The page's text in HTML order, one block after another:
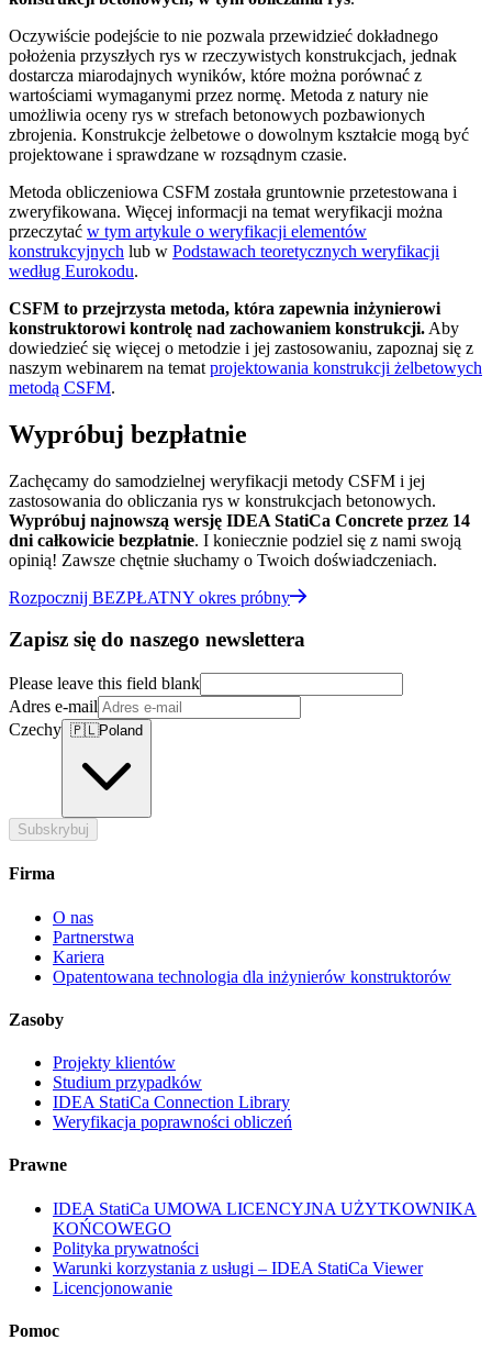
Oczywiście podejście to nie pozwala przewidzieć dokładnego
położenia przyszłych rys w rzeczywistych konstrukcjach, jednak
dostarcza miarodajnych wyników, które można porównać z
wartościami wymaganymi przez normę. Metoda z natury nie
umożliwia oceny rys w strefach betonowych pozbawionych
zbrojenia. Konstrukcje żelbetowe o dowolnym kształcie mogą być
projektowane i sprawdzane w rozsądnym czasie.
Metoda obliczeniowa CSFM została gruntownie przetestowana i
zweryfikowana. Więcej informacji na temat weryfikacji można
przeczytać w tym artykule o weryfikacji elementów
konstrukcyjnych lub w Podstawach teoretycznych weryfikacji
według Eurokodu.
CSFM to przejrzysta metoda, która zapewnia inżynierowi
konstruktorowi kontrolę nad zachowaniem konstrukcji. Aby
dowiedzieć się więcej o metodzie i jej zastosowaniu, zapoznaj się z
naszym webinarem na temat projektowania konstrukcji żelbetowych
metodą CSFM.
Wypróbuj bezpłatnie
Zachęcamy do samodzielnej weryfikacji metody CSFM i jej
zastosowania do obliczania rys w konstrukcjach betonowych.
Wypróbuj najnowszą wersję IDEA StatiCa Concrete przez 14
dni całkowicie bezpłatnie. I koniecznie podziel się z nami swoją
opinią! Zawsze chętnie słuchamy o Twoich doświadczeniach.
Rozpocznij BEZPŁATNY okres próbny
Zapisz się do naszego newslettera
Please leave this field blank
Adres e-mail
Czechy 🇵🇱Poland
Subskrybuj
Firma
O nas
Partnerstwa
Kariera
Opatentowana technologia dla inżynierów konstruktorów
Zasoby
Projekty klientów
Studium przypadków
IDEA StatiCa Connection Library
Weryfikacja poprawności obliczeń
Prawne
IDEA StatiCa UMOWA LICENCYJNA UŻYTKOWNIKA
KOŃCOWEGO
Polityka prywatności
Warunki korzystania z usługi – IDEA StatiCa Viewer
Licencjonowanie
Pomoc